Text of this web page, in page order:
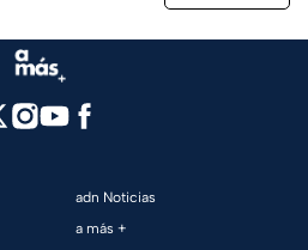
adn Noticias
a más +